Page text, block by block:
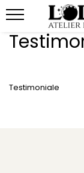
Bratari
Bratari lantisor
Colectii
Crescent Moon
Martisoare
Pandantive
Testimoniale